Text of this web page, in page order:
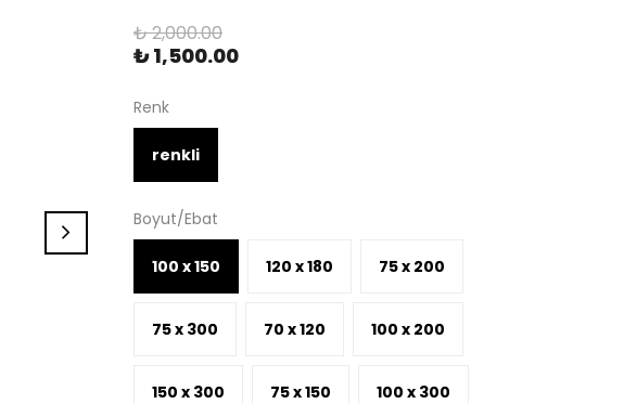
₺ 2,000.00
₺ 1,500.00
Renk
renkli
Boyut/Ebat
100 x 150 120 x 180 75 x 200
75 x 300 70 x 120 100 x 200
150 x 300 75 x 150 100 x 300